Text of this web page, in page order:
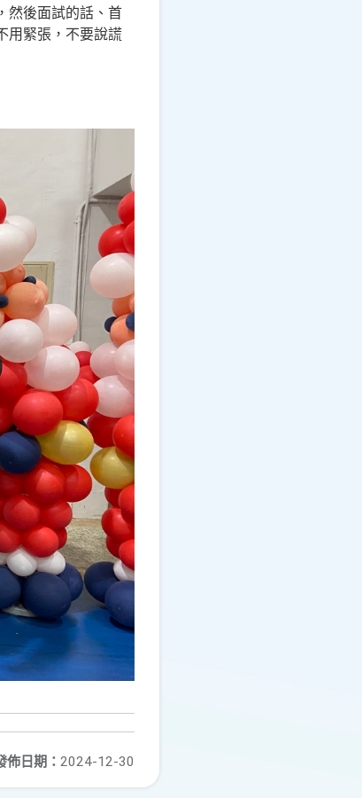
然後面試的話、首
用緊張，不要說謊
佈日期： 2024-12-30